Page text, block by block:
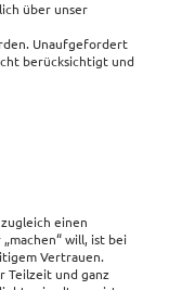
über unser
Unaufgefordert
berücksichtigt und
einen
will, ist bei
Vertrauen.
Teilzeit und ganz